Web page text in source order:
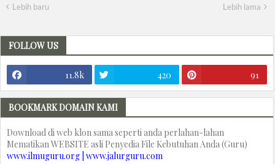
Lebih baru Lebih lama
FOLLOW US
11.8k 420 91
BOOKMARK DOMAIN KAMI
Download di web klon sama seperti anda perlahan-lahan
Mematikan WEBSITE asli Penyedia File Kebutuhan Anda (Guru)
www.ilmuguru.org | www.jalurguru.com